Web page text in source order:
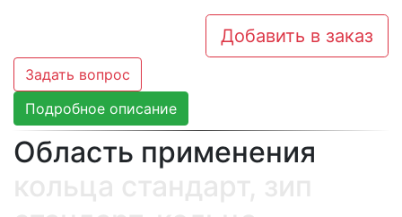
Добавить в заказ
Задать вопрос
Подробное описание
Область применения